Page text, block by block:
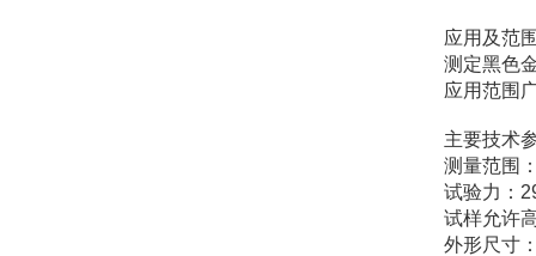
应用及范
测定黑色
应用范围
主要技术
测量范围
试验力：
试样允许
外形尺寸